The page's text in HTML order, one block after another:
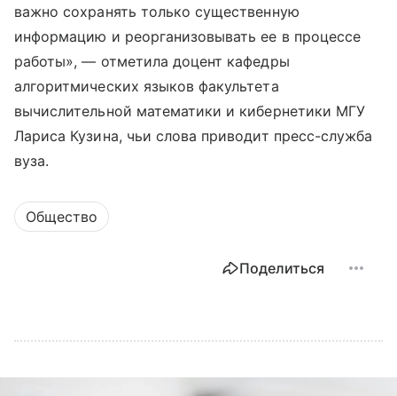
важно сохранять только существенную
информацию и реорганизовывать ее в процессе
работы», — отметила доцент кафедры
алгоритмических языков факультета
вычислительной математики и кибернетики МГУ
Лариса Кузина, чьи слова приводит пресс-служба
вуза.
Общество
Поделиться